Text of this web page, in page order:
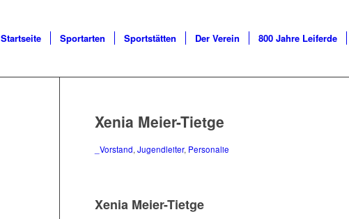
Startseite Sportarten Sportstätten Der Verein 800 Jahre Leiferde
Xenia Meier-Tietge
_Vorstand, Jugendleiter, Personalie
Xenia Meier-Tietge